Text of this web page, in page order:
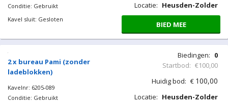
Conditie: Gebruikt
Kavel sluit: Gesloten
Locatie: Heusden-Zolder
BIED MEE
2 x bureau Pami (zonder
ladeblokken)
Kavelnr: 6205-089
Conditie: Gebruikt
Biedingen: 0
Startbod: €100,00
Huidig bod: € 100,00
Locatie: Heusden-Zolder